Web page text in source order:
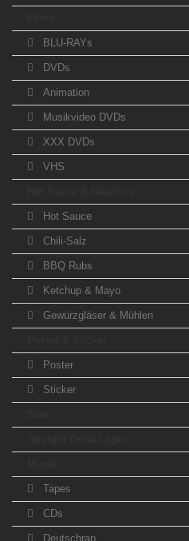
BLU-RAYs
DVDs
Animation
Musikvideo DVDs
XXX DVDs
VHS
Hot Sauce
Chili-Salz
BBQ Rubs
Ketchup & Mayo
Gewürzgläser & Mühlen
Poster
Sticker
Tapes
CDs
Deutschrap